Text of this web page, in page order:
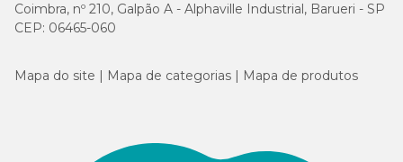
Coimbra, nº 210, Galpão A - Alphaville Industrial, Barueri - SP
CEP: 06465-060
Mapa do site Mapa de categorias Mapa de produtos